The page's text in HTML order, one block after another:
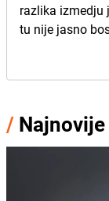
razlika izmedju
tu nije jasno
/ Najnovije